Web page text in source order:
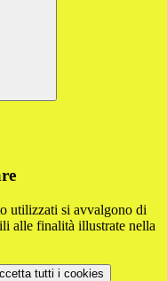
utilizzati si avvalgono di
alle finalità illustrate nella
tutti i cookies